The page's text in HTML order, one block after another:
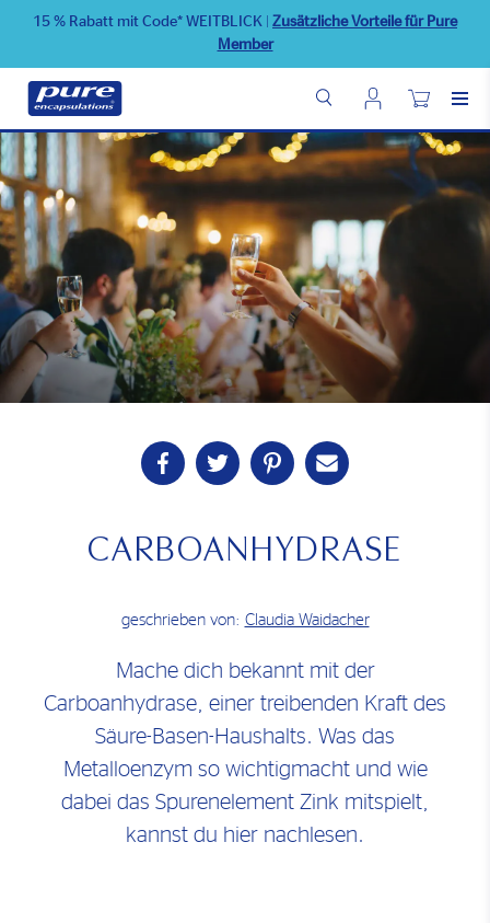
Direkt
Inhalt
15 % Rabatt mit Code* WEITBLICK
Zusätzliche Vorteile für Pure
Member
Wunschliste
CARBOANHYDRASE
geschrieben von: Claudia Waidacher
Mache dich bekannt mit der
Carboanhydrase, einer treibenden Kraft des
Säure-Basen-Haushalts. Was das
Metalloenzym so wichtigmacht und wie
dabei das Spurenelement Zink mitspielt,
kannst du hier nachlesen.